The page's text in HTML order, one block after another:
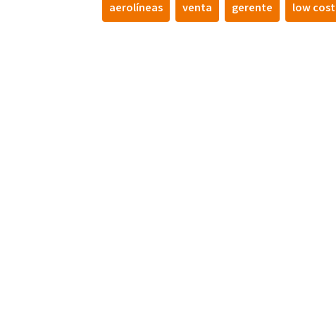
aerolí­neas venta gerente low cost